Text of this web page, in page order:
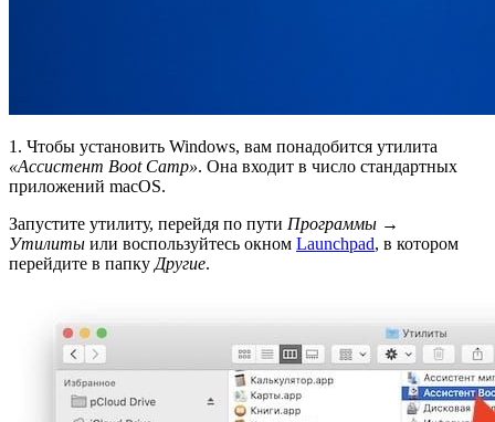
1. Чтобы установить Windows, вам понадобится утилита
«Ассистент Boot Camp». Она входит в число стандартных
приложений macOS.
Запустите утилиту, перейдя по пути Программы →
Утилиты или воспользуйтесь окном Launchpad, в котором
перейдите в папку Другие.